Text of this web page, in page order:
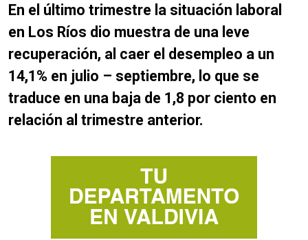
En el último trimestre la situación laboral
en Los Ríos dio muestra de una leve
recuperación, al caer el desempleo a un
14,1% en julio – septiembre, lo que se
traduce en una baja de 1,8 por ciento en
relación al trimestre anterior.